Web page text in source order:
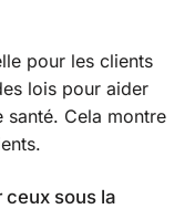
pour les clients
lois pour aider
Cela montre
ceux sous la